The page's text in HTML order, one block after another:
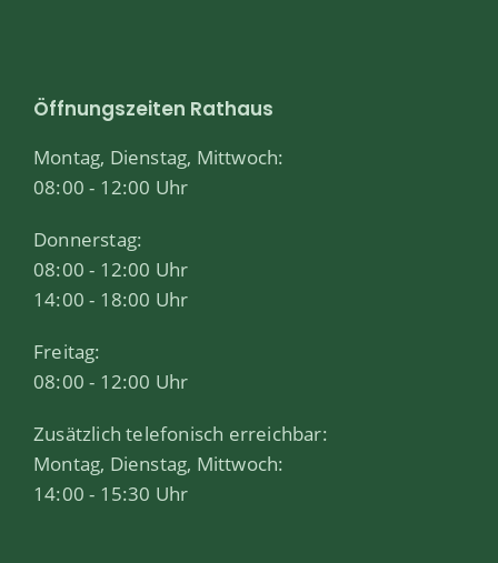
Öffnungszeiten Rathaus
Montag, Dienstag, Mittwoch:
08:00 - 12:00 Uhr
Donnerstag:
08:00 - 12:00 Uhr
14:00 - 18:00 Uhr
Freitag:
08:00 - 12:00 Uhr
Zusätzlich telefonisch erreichbar:
Montag, Dienstag, Mittwoch:
14:00 - 15:30 Uhr